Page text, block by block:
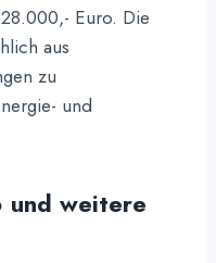
Euro. Die
aus
zu
und
und weitere